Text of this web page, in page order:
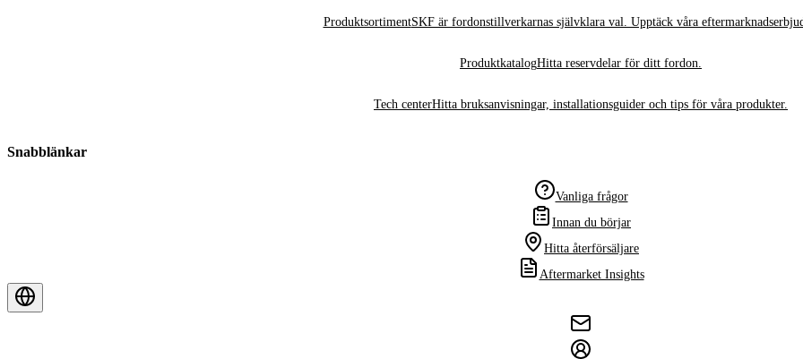
ProduktsortimentSKF är fordonstillverkarnas självklara val. Upptäck våra
ProduktkatalogHitta reservdelar för ditt fordon.
Tech centerHitta bruksanvisningar, installationsguider och tips för våra produkter.
Snabblänkar
Vanliga frågor
Innan du börjar
Hitta återförsäljare
Aftermarket Insights